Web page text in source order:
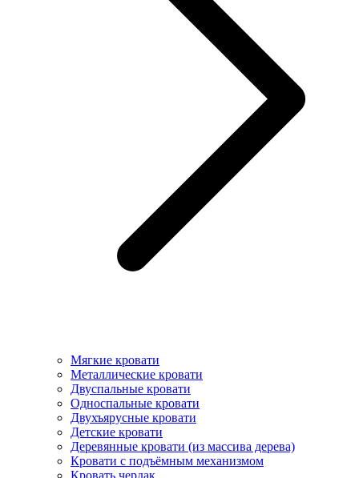
Мягкие кровати
Металлические кровати
Двуспальные кровати
Односпальные кровати
Двухъярусные кровати
Детские кровати
Деревянные кровати (из массива дерева)
Кровати с подъёмным механизмом
Кровать чердак